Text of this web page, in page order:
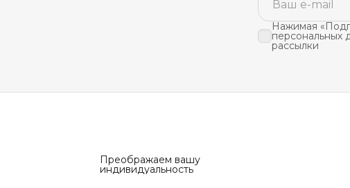
Нажимая
персональных
рассылки
Преображаем вашу
индивидуальность